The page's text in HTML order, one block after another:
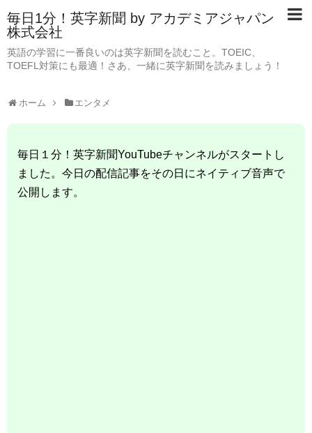
毎日1分！英字新聞 by アカデミアジャパン
株式会社
英語の学習に一番良いのは英字新聞を読むこと。TOEIC、
TOEFL対策にも最適！さあ、一緒に英字新聞を読みましょう！
ホーム エンタメ
毎日１分！英字新聞YouTubeチャンネルがスタートし
ました。今日の配信記事をその日にネイティブ音声で
公開します。